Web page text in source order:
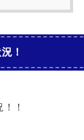
！
！